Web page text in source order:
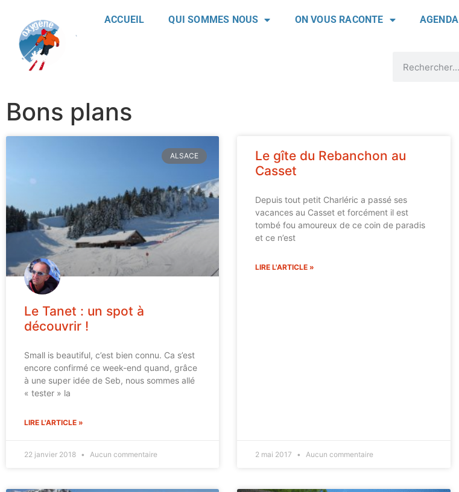
ACCUEIL QUI SOMMES NOUS ON VOUS RACONTE AGENDA
Bons plans
ALSACE
Le Tanet : un spot à
découvrir !
Small is beautiful, c’est bien connu. Ca s’est
encore confirmé ce week-end quand, grâce
à une super idée de Seb, nous sommes allé
« tester » la
LIRE L'ARTICLE »
22 janvier 2018 Aucun commentaire
Le gîte du Rebanchon au
Casset
Depuis tout petit Charléric a passé ses
vacances au Casset et forcément il est
tombé fou amoureux de ce coin de paradis
et ce n’est
LIRE L'ARTICLE »
2 mai 2017 Aucun commentaire